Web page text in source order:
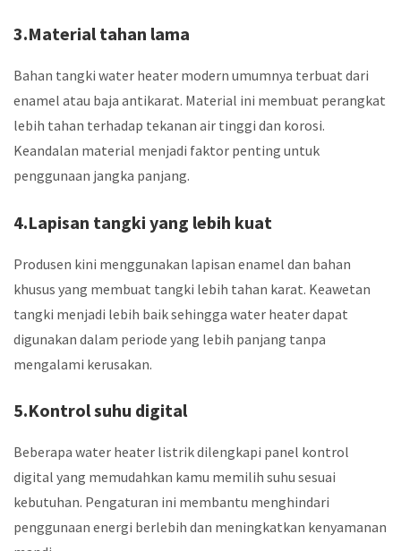
3.Material tahan lama
Bahan tangki water heater modern umumnya terbuat dari
enamel atau baja antikarat. Material ini membuat perangkat
lebih tahan terhadap tekanan air tinggi dan korosi.
Keandalan material menjadi faktor penting untuk
penggunaan jangka panjang.
4.Lapisan tangki yang lebih kuat
Produsen kini menggunakan lapisan enamel dan bahan
khusus yang membuat tangki lebih tahan karat. Keawetan
tangki menjadi lebih baik sehingga water heater dapat
digunakan dalam periode yang lebih panjang tanpa
mengalami kerusakan.
5.Kontrol suhu digital
Beberapa water heater listrik dilengkapi panel kontrol
digital yang memudahkan kamu memilih suhu sesuai
kebutuhan. Pengaturan ini membantu menghindari
penggunaan energi berlebih dan meningkatkan kenyamanan